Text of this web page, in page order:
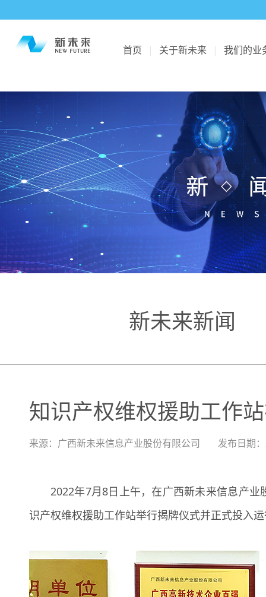
首页 | 关于新未来 | 我们的业
新未来新闻
知识产权维权援助工作
来源： 广西新未来信息产业股份有限公司 发布日期：
2022年7月8日上午，在广西新未来信息产业
识产权维权援助工作站举行揭牌仪式并正式投入